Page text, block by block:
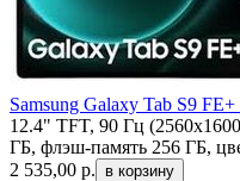
Samsung Galaxy Tab S9
12.4" TFT, 90 Гц
ГБ, флэш-память 256 ГБ,
2 535,00 р.